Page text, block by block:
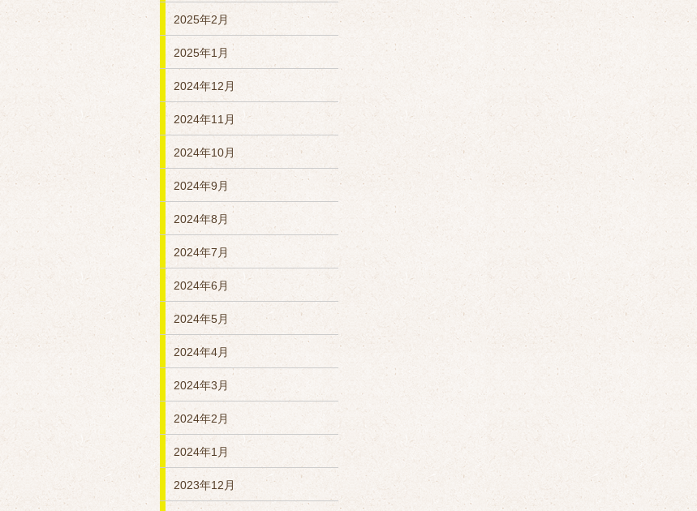
2025年2月
2025年1月
2024年12月
2024年11月
2024年10月
2024年9月
2024年8月
2024年7月
2024年6月
2024年5月
2024年4月
2024年3月
2024年2月
2024年1月
2023年12月